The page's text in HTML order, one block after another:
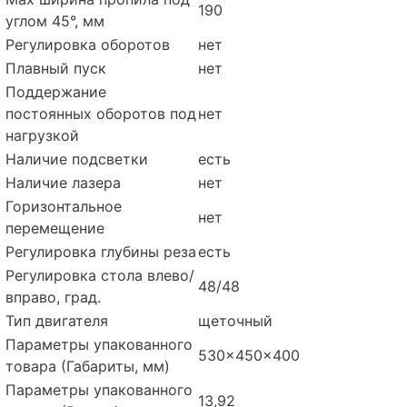
углом 45°, мм
190
Регулировка оборотов
нет
Плавный пуск
нет
Поддержание
постоянных оборотов под
нагрузкой
нет
Наличие подсветки
есть
Наличие лазера
нет
Горизонтальное
перемещение
нет
Регулировка глубины резаесть
Регулировка стола влево/
вправо, град.
48/48
Тип двигателя
щеточный
Параметры упакованного
товара (Габариты, мм)
530x450x400
Параметры упакованного
13,92